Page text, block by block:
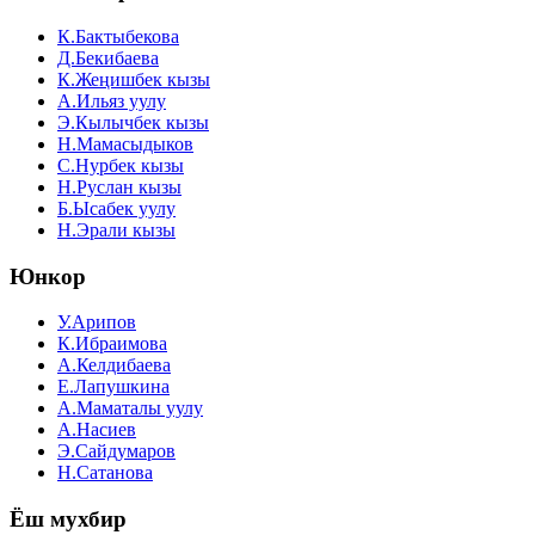
К.Бактыбекова
Д.Бекибаева
К.Жеңишбек кызы
А.Ильяз уулу
Э.Кылычбек кызы
Н.Мамасыдыков
С.Нурбек кызы
Н.Руслан кызы
Б.Ысабек уулу
Н.Эрали кызы
Юнкор
У.Арипов
К.Ибраимова
А.Келдибаева
Е.Лапушкина
А.Маматалы уулу
А.Насиев
Э.Сайдумаров
Н.Сатанова
Ёш мухбир